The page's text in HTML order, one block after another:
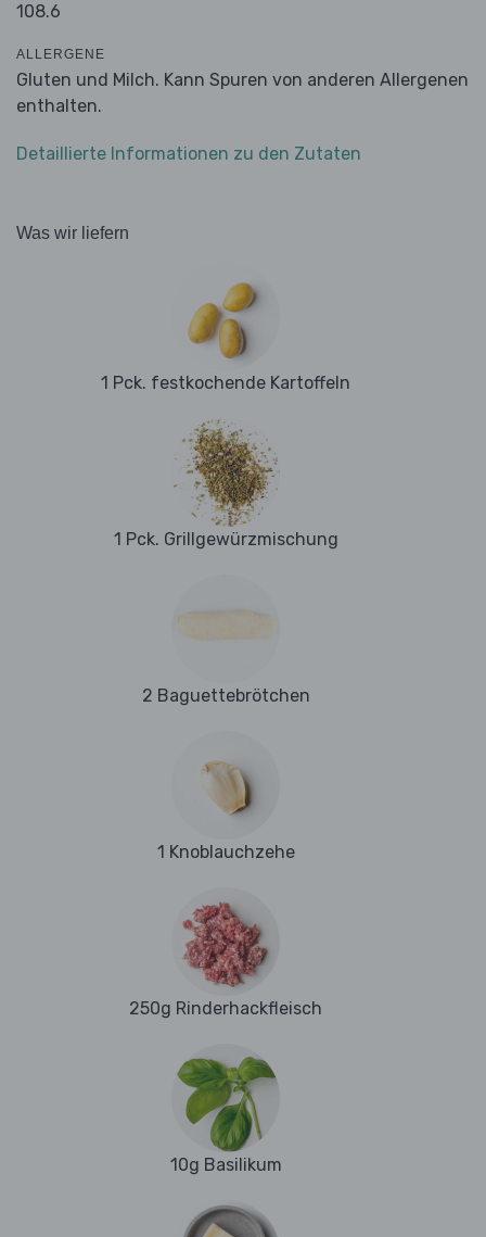
108.6
ALLERGENE
Gluten und Milch. Kann Spuren von anderen Allergenen
enthalten.
Detaillierte Informationen zu den Zutaten
Was wir liefern
1 Pck. festkochende Kartoffeln
1 Pck. Grillgewürzmischung
2 Baguettebrötchen
1 Knoblauchzehe
250g Rinderhackfleisch
10g Basilikum